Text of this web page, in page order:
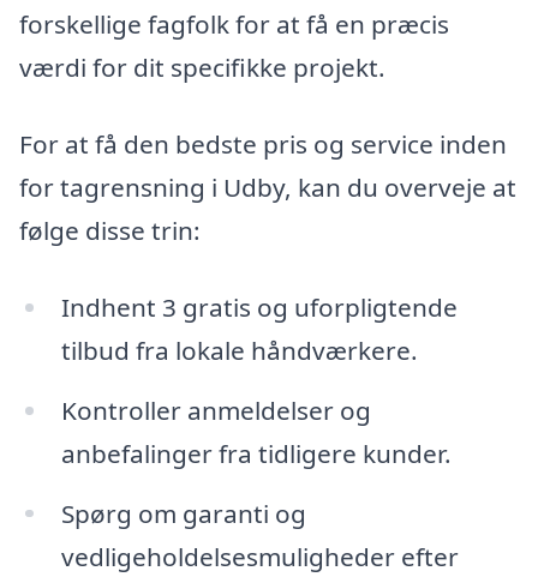
forskellige fagfolk for at få en præcis
værdi for dit specifikke projekt.
For at få den bedste pris og service inden
for tagrensning i Udby, kan du overveje at
følge disse trin:
Indhent 3 gratis og uforpligtende
tilbud fra lokale håndværkere.
Kontroller anmeldelser og
anbefalinger fra tidligere kunder.
Spørg om garanti og
vedligeholdelsesmuligheder efter